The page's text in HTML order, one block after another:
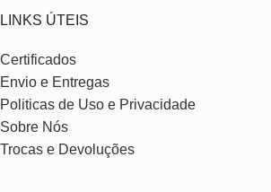
LINKS ÚTEIS
Certificados
Envio e Entregas
Politicas de Uso e Privacidade
Sobre Nós
Trocas e Devoluções